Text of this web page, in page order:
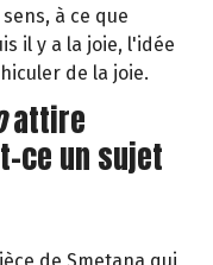
à ce que
il y a la joie, l'idée
de la joie.
attire
ce un sujet